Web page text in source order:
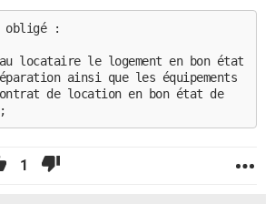
obligé :
locataire le logement en bon état
ainsi que les équipements
de location en bon état de
1